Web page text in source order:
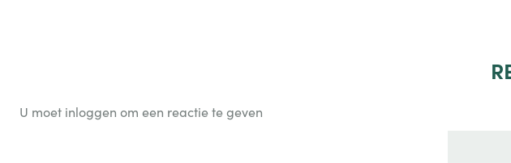
U moet inloggen om een reactie te geven